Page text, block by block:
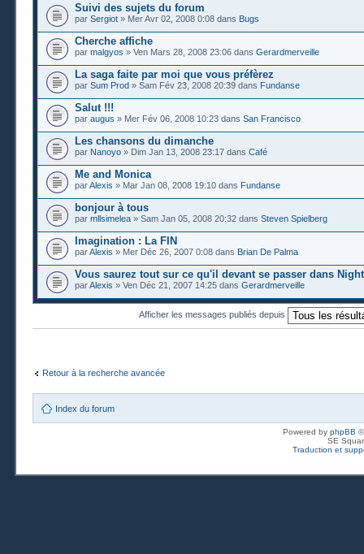
Suivi des sujets du forum
par Sergiot » Mer Avr 02, 2008 0:08 dans Bugs
Cherche affiche
par malgyos » Ven Mars 28, 2008 23:06 dans Gerardmerveille
La saga faite par moi que vous préfèrez
par Sum Prod » Sam Fév 23, 2008 20:39 dans Fundanse
Salut !!!
par augus » Mer Fév 06, 2008 10:23 dans San Francisco
Les chansons du dimanche
par Nanoyo » Dim Jan 13, 2008 23:17 dans Café
Me and Monica
parAlexis » Mar Jan 08, 2008 19:10 dans Fundanse
bonjour à tous
par mllsimelea » Sam Jan 05, 2008 20:32 dans Steven Spielberg
Imagination : La FIN
parAlexis » Mer Déc 26, 2007 0:08 dans Brian De Palma
Vous saurez tout sur ce qu'il devant se passer dans
parAlexis » Ven Déc 21, 2007 14:25 dans Gerardmerveille
Afficher les messages publiés depuis
Retour à la recherche avancée
Index du forum
Powered by phpBB
SE
Traduction et